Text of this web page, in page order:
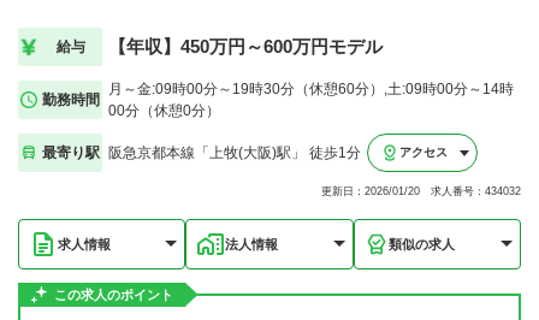
給与 【年収】450万円～600万円モデル
勤務時間
月～金:09時00分～19時30分（休憩60分）,土:09時00分～14時
00分（休憩0分）
最寄り駅 阪急京都本線「上牧(大阪)駅」 徒歩1分 アクセス
更新日：2026/01/20 求人番号：434032
求人情報 法人情報 類似の求人
この求人のポイント